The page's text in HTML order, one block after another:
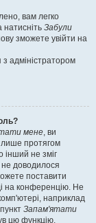
вам легко
натисніть Забули
зможете увійти на
адміністратором
мене, ви
лише протягом
інший не зміг
доводилося
поставити
на конференцію. Не
наприклад
Запам'ятати
цю функцію.